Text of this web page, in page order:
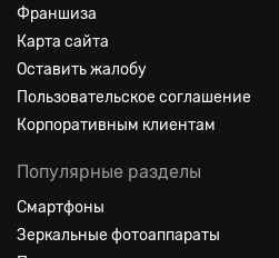
Франшиза
Карта сайта
Оставить жалобу
Пользовательское соглашение
Корпоративным клиентам
Популярные разделы
Смартфоны
Зеркальные фотоаппараты